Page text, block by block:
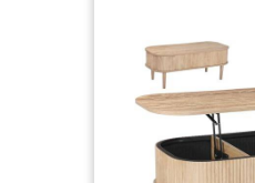
supporter jusqu'à 20 kg
Pas du tout ! [Solide
panneaux
cadre en acier, ce
et conçu pour durer. Il
kg et son utilisation
d’esprit [Style industriel
les panneaux
moderne apportent